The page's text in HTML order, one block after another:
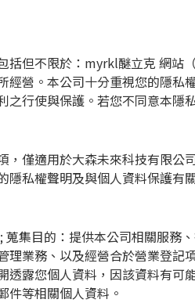
括但不限於： myrkl醚立克 網站（
經營。本公司十分重視您的隱
之行使與保護。若您不同意本隱
，僅適用於大森未來科技有限
隱私權聲明及與個人資料保護有
; 蒐集目的：提供本公司相關服務
理業務、以及經營合於營業登
透露您個人資料，因該資料有
件等相關個人資料。